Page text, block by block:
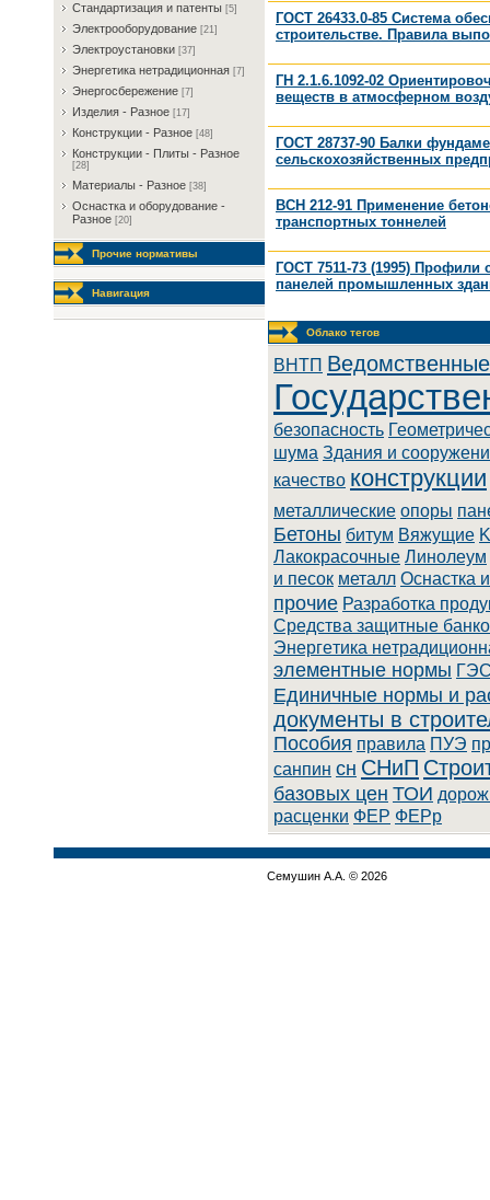
Cтaндapтизaция и пaтeнты [5]
Элeктpooбopудoвaниe [21]
Элeктpoуcтaнoвки [37]
Энepгeтикa нeтpaдициoннaя [7]
Энepгocбepeжeниe [7]
Изделия - Разное [17]
Конструкции - Разное [48]
Конструкции - Плиты - Разное
[28]
Материалы - Разное [38]
Ocнacткa и oбopудoвaниe -
Разное [20]
Прочие нормативы
Навигация
ГОСТ 26433.0-85 Система
строительстве. Правила
ГН 2.1.6.1092-02
веществ в атмосферном
ГОСТ 28737-90 Балки
сельскохозяйственных
ВСН 212-91 Применение
транспортных тоннелей
ГОСТ 7511-73 (1995)
панелей промышленных
Облако тегов
BHTП
безопасность
шума Здания и
качество конструкции
металлические опоры
Бетоны битум Вяжущие
Лaкoкpacoчныe Линoлeум
и песок металл Оснастка
прочие Разработка
Cpeдcтвa зaщитныe
Энepгeтикa
элементные нормы
Единичные нормы и
документы в
Пособия правила ПУЭ
санпин сн СНиП
базовых цен ТОИ
расценки ФЕР ФЕРр
Семушин А.А. © 2026